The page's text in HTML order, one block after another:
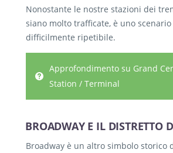
Nonostante le nostre stazioni dei
siano molto trafficate, è uno scenario
difficilmente ripetibile.
Approfondimento su Grand
Station / Terminal
BROADWAY E IL DISTRETTO
Broadway è un altro simbolo storico